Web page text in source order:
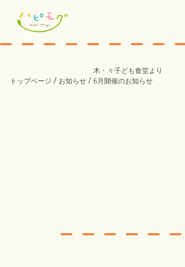
トップページ / お知らせ /
木・々子ども食堂より
6月開催のお知らせ